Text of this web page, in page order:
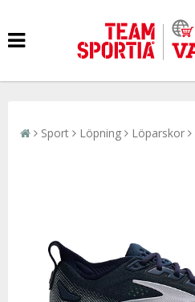
Sport Löpning Löparskor